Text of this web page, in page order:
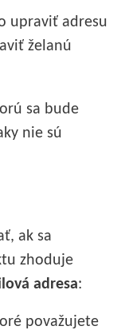
upraviť adresu
želanú
sa bude
nie sú
ak sa
zhoduje
adresa:
považujete